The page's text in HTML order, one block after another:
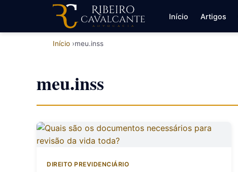
Início Artigos
Início meu.inss
meu.inss
DIREITO PREVIDENCIÁRIO